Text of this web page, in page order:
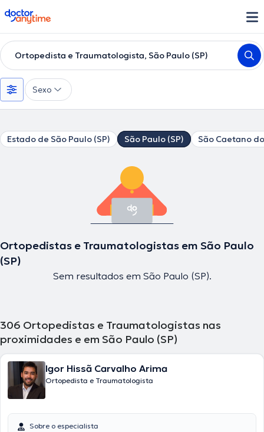
doctoranytime
Ortopedista e Traumatologista, São Paulo (SP)
Sexo
Estado de São Paulo (SP) São Paulo (SP) São Caetano
Ortopedistas e Traumatologistas em São Paulo
(SP)
Sem resultados em São Paulo (SP).
306 Ortopedistas e Traumatologistas nas
proximidades e em São Paulo (SP)
Igor Hissã Carvalho Arima
Ortopedista e Traumatologista
Sobre o especialista